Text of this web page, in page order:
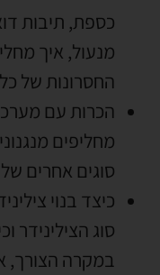
כספת, תיבות
מנעול, איך
החסרונות של
הכרות עם
מחליפים
סוגים אחרים
כיצד בנוי
סוג הצילינידר
במקרה הצורך,